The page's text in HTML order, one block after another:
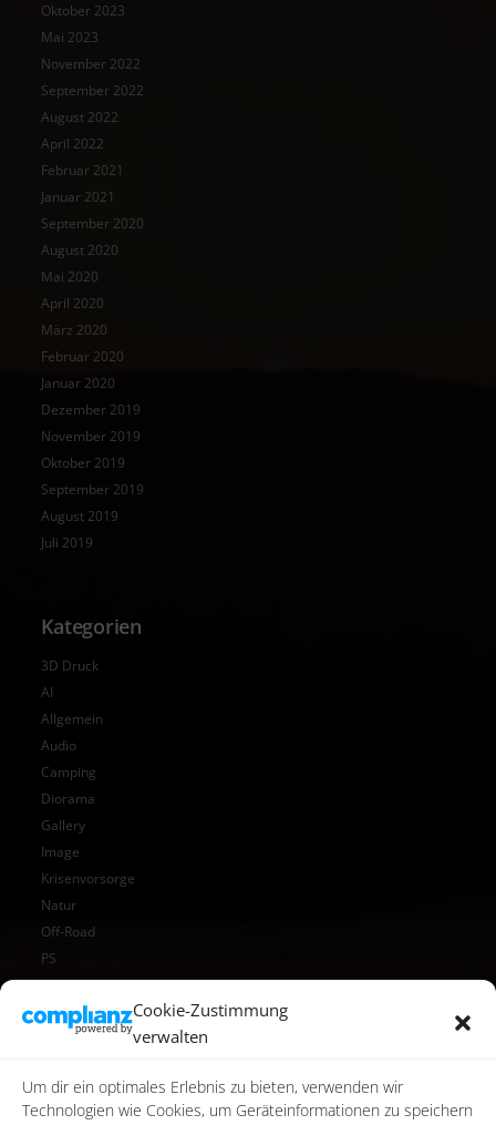
Cookie-Zustimmung
verwalten
Um dir ein optimales Erlebnis zu bieten, verwenden wir
Technologien wie Cookies, um Geräteinformationen zu speichern
Oktober 2023
Mai 2023
November 2022
September 2022
August 2022
April 2022
Februar 2021
Januar 2021
September 2020
August 2020
Mai 2020
April 2020
März 2020
Februar 2020
Januar 2020
Dezember 2019
November 2019
Oktober 2019
September 2019
August 2019
Juli 2019
Kategorien
3D Druck
AI
Allgemein
Audio
Camping
Diorama
Gallery
Image
Krisenvorsorge
Natur
Off-Road
PS
Reise
Reisen
Star Wars
Video